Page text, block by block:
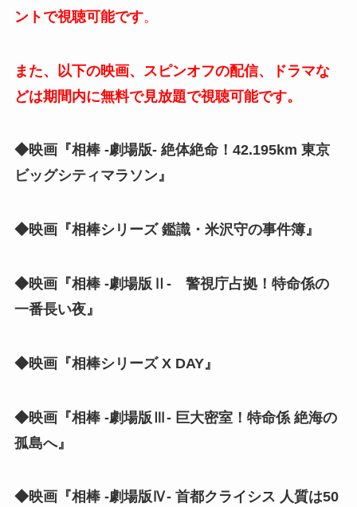
ントで視聴可能です。
また、以下の映画、スピンオフの配信、ドラマな
どは期間内に無料で見放題で視聴可能です。
◆映画『相棒 -劇場版- 絶体絶命！42.195km 東京
ビッグシティマラソン』
◆映画『相棒シリーズ 鑑識・米沢守の事件簿』
◆映画『相棒 -劇場版Ⅱ- 警視庁占拠！特命係の
一番長い夜』
◆映画『相棒シリーズ X DAY』
◆映画『相棒 -劇場版Ⅲ- 巨大密室！特命係 絶海の
孤島へ』
◆映画『相棒 -劇場版Ⅳ- 首都クライシス 人質は50